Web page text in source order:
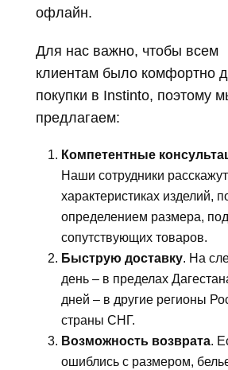
офлайн.
Для нас важно, чтобы всем
клиентам было комфортно
покупки в Instinto, поэтому
предлагаем:
Компетентные
Наши сотрудники
характеристиках изделий,
определением размера,
сопутствующих товаров.
Быструю доставку. На
день – в пределах
дней – в другие регионы
страны СНГ.
Возможность возврата.
ошиблись с размером,